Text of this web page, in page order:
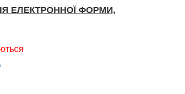
ЕЛЕКТРОННОЇ ФОРМИ,